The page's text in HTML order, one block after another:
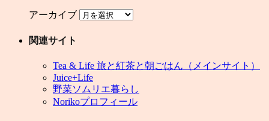
アーカイブ
関連サイト
Tea & Life 旅と紅茶と朝ごはん（メインサイト）
Juice+Life
野菜ソムリエ暮らし
Norikoプロフィール